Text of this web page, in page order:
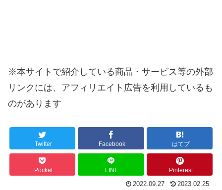
※本サイトで紹介している商品・サービス等の外部
リンクには、アフィリエイト広告を利用しているも
のがあります
Twitter Facebook はてブ
Pocket LINE Pinterest
2022.09.27 2023.02.25